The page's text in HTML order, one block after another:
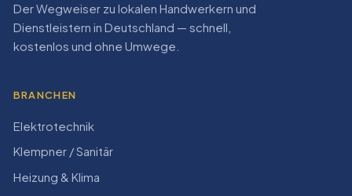
Der Wegweiser zu lokalen Handwerkern und
Dienstleistern in Deutschland — schnell,
kostenlos und ohne Umwege.
BRANCHEN
Elektrotechnik
Klempner / Sanitär
Heizung & Klima